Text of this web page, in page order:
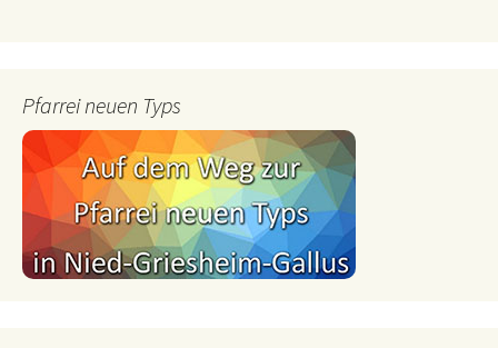
Pfarrei neuen Typs